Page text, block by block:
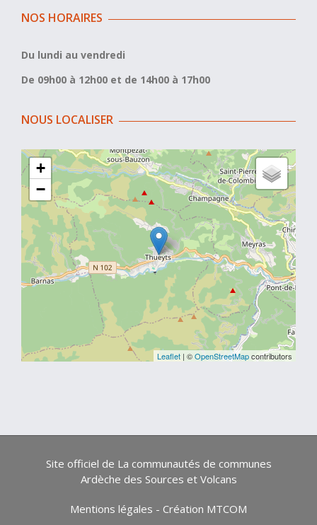
NOS HORAIRES
Du lundi au vendredi
De 09h00 à 12h00 et de 14h00 à 17h00
NOUS LOCALISER
+
−
Leaflet | ©OpenStreetMapcontributors
Site officiel de La communautés de communes
Ardèche des Sources et Volcans
Mentions légales - Création MTCOM